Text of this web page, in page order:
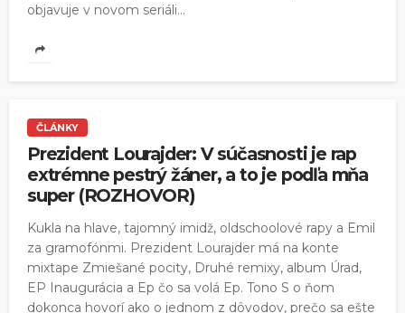
objavuje v novom seriáli...
ČLÁNKY
Prezident Lourajder: V súčasnosti je rap
extrémne pestrý žáner, a to je podľa mňa
super (ROZHOVOR)
Kukla na hlave, tajomný imidž, oldschoolové rapy a Emil
za gramofónmi. Prezident Lourajder má na konte
mixtape Zmiešané pocity, Druhé remixy, album Úrad,
EP Inaugurácia a Ep čo sa volá Ep. Tono S o ňom
dokonca hovorí ako o jednom z dôvodov, prečo sa ešte